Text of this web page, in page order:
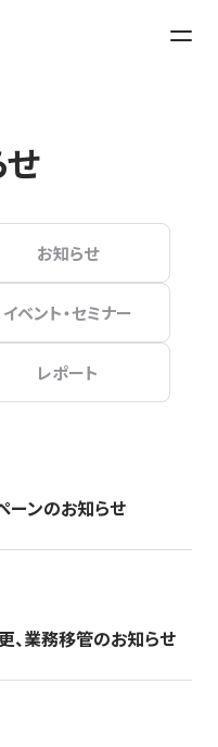
お知らせ
イベント・セミナー
レポート
ンのお知らせ
、業務移管のお知らせ